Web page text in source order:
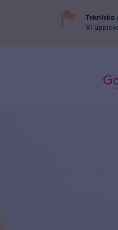
Tekniska
Vi